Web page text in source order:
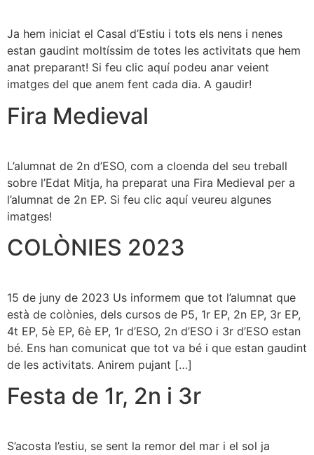
Ja hem iniciat el Casal d’Estiu i tots els nens i nenes
estan gaudint moltíssim de totes les activitats que hem
anat preparant! Si feu clic aquí podeu anar veient
imatges del que anem fent cada dia. A gaudir!
Fira Medieval
L’alumnat de 2n d’ESO, com a cloenda del seu treball
sobre l’Edat Mitja, ha preparat una Fira Medieval per a
l’alumnat de 2n EP. Si feu clic aquí veureu algunes
imatges!
COLÒNIES 2023
15 de juny de 2023 Us informem que tot l’alumnat que
està de colònies, dels cursos de P5, 1r EP, 2n EP, 3r EP,
4t EP, 5è EP, 6è EP, 1r d’ESO, 2n d’ESO i 3r d’ESO estan
bé. Ens han comunicat que tot va bé i que estan gaudint
de les activitats. Anirem pujant […]
Festa de 1r, 2n i 3r
S’acosta l’estiu, se sent la remor del mar i el sol ja